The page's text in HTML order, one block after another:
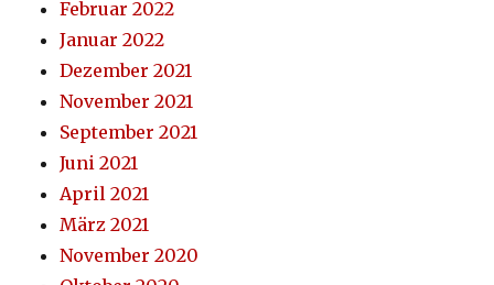
Februar 2022
Januar 2022
Dezember 2021
November 2021
September 2021
Juni 2021
April 2021
März 2021
November 2020